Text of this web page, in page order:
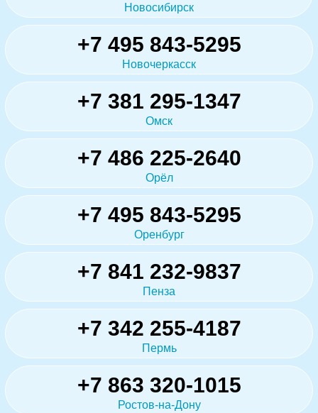
Новосибирск
+7 495 843-5295
Новочеркасск
+7 381 295-1347
Омск
+7 486 225-2640
Орёл
+7 495 843-5295
Оренбург
+7 841 232-9837
Пенза
+7 342 255-4187
Пермь
+7 863 320-1015
Ростов-на-Дону